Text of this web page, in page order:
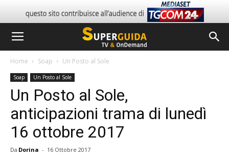
Home Soap Un Posto al Sole
Soap Un Posto al Sole
Un Posto al Sole,
anticipazioni trama di lunedì
16 ottobre 2017
Da Dorina - 16 Ottobre 2017